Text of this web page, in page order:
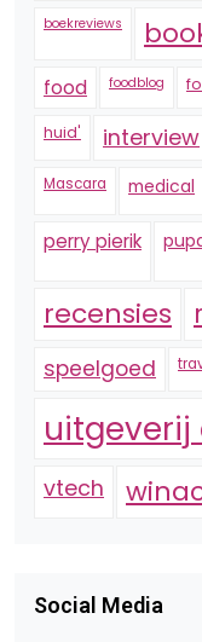
boekreviews
food foodblog
huid' interview
Mascara medical
perry pierik
recensies
speelgoed
uitgeverij
vtech
Social Media